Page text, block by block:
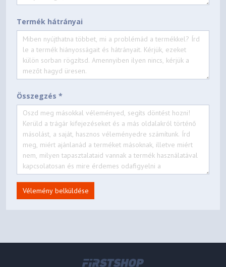
Termék hátrányai
Összegzés *
Vélemény belküldése